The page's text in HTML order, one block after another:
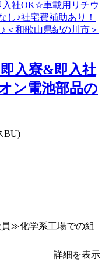
入寮&即入社
ン電池部品の
BU)
≫化学系工場での組
詳細を表示